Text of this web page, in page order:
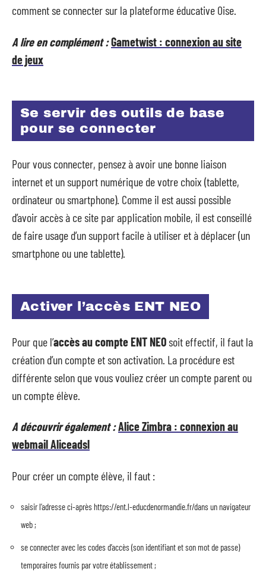
comment se connecter sur la plateforme éducative Oise.
A lire en complément :Gametwist : connexion au site
de jeux
Se servir des outils de base
pour se connecter
Pour vous connecter, pensez à avoir une bonne liaison
internet et un support numérique de votre choix (tablette,
ordinateur ou smartphone). Comme il est aussi possible
d’avoir accès à ce site par application mobile, il est conseillé
de faire usage d’un support facile à utiliser et à déplacer (un
smartphone ou une tablette).
Activer l’accès ENT NEO
Pour que l’accès au compte ENT NEOsoit effectif, il faut la
création d’un compte et son activation. La procédure est
différente selon que vous vouliez créer un compte parent ou
un compte élève.
A découvrir également :Alice Zimbra : connexion au
webmail Aliceadsl
Pour créer un compte élève, il faut :
saisir l’adresse ci-après https://ent.l-educdenormandie.fr/dans un navigateur
web ;
se connecter avec les codes d’accès (son identifiant et son mot de passe)
temporaires fournis par votre établissement ;